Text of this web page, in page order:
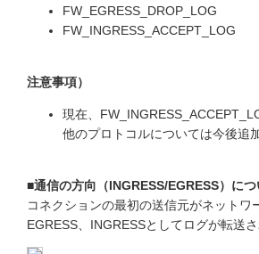
FW_EGRESS_DROP_LOG
FW_INGRESS_ACCEPT_LOG
注意事項）
現在、
他のプロトコルについては今後追
■通信の方向（INGRESS/EGRESS）につ
コネクションの最初の送信元がネット
EGRESS、INGRESSとしてログが転送さ